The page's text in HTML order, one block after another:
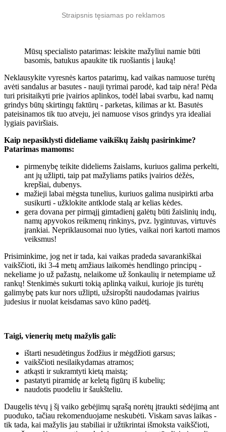
Straipsnis tęsiamas po reklamos
Mūsų specialisto patarimas: leiskite mažyliui namie būti
basomis, batukus apaukite tik ruošiantis į lauką!
Neklausykite vyresnės kartos patarimų, kad vaikas namuose turėtų
avėti sandalus ar basutes - nauji tyrimai parodė, kad taip nėra! Pėda
turi prisitaikyti prie įvairios aplinkos, todėl labai svarbu, kad namų
grindys būtų skirtingų faktūrų - parketas, kilimas ar kt. Basutės
pateisinamos tik tuo atveju, jei namuose visos grindys yra idealiai
lygiais paviršiais.
Kaip nepasiklysti dideliame vaikiškų žaislų pasirinkime?
Patarimas mamoms:
pirmenybę teikite dideliems žaislams, kuriuos galima perkelti,
ant jų užlipti, taip pat mažyliams patiks įvairios dėžės,
krepšiai, dubenys.
mažieji labai mėgsta tunelius, kuriuos galima nusipirkti arba
susikurti - užklokite antklode stalą ar kelias kėdes.
gera dovana per pirmąjį gimtadienį galėtų būti žaislinių indų,
namų apyvokos reikmenų rinkinys, pvz. lygintuvas, virtuvės
įrankiai. Nepriklausomai nuo lyties, vaikai nori kartoti mamos
veiksmus!
Prisiminkime, jog net ir tada, kai vaikas pradeda savarankiškai
vaikščioti, iki 3-4 metų amžiaus laikomės hendlingo principų -
nekeliame jo už pažastų, nelaikome už šonkaulių ir netempiame už
rankų! Stenkimės sukurti tokią aplinką vaikui, kurioje jis turėtų
galimybę pats kur nors užlipti, užsiropšti naudodamas įvairius
judesius ir nuolat keisdamas savo kūno padėtį.
Taigi, vienerių metų mažylis gali:
ištarti nesudėtingus žodžius ir mėgdžioti garsus;
vaikščioti nesilaikydamas atramos;
atkąsti ir sukramtyti kietą maistą;
pastatyti piramidę ar keletą figūrų iš kubelių;
naudotis puodeliu ir šaukšteliu.
Daugelis tėvų į šį vaiko gebėjimų sąrašą norėtų įtraukti sėdėjimą ant
puoduko, tačiau rekomenduojame neskubėti. Viskam savas laikas -
tik tada, kai mažylis jau stabiliai ir užtikrintai išmoksta vaikščioti,